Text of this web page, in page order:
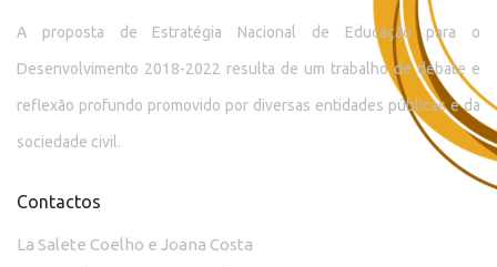
A proposta de Estratégia Nacional de Educação para o
Desenvolvimento 2018-2022 resulta de um trabalho de debate e
reflexão profundo promovido por diversas entidades públicas e da
sociedade civil.
Contactos
La Salete Coelho e Joana Costa